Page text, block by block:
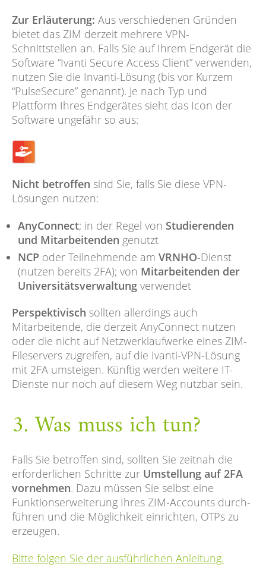
Zur Erläuterung: Aus verschiedenen Gründen
bietet das ZIM derzeit mehrere VPN-
Schnittstellen an. Falls Sie auf Ihrem Endgerät die
Software “Ivanti Secure Access Client” verwenden,
nutzen Sie die Invanti-Lösung (bis vor Kurzem
“PulseSecure” genannt). Je nach Typ und
Plattform Ihres Endgerätes sieht das Icon der
Software ungefähr so aus:
Nicht betroffen sind Sie, falls Sie diese VPN-
Lösungen nutzen:
AnyConnect; in der Regel von Studierenden
und Mitarbeitenden genutzt
NCP oder Teilnehmende am VRNHO-Dienst
(nutzen bereits 2FA); von Mitarbeitenden der
Universitätsverwaltung verwendet
Perspektivisch sollten allerdings auch
Mitarbeitende, die derzeit AnyConnect nutzen
oder die nicht auf Netzwerklaufwerke eines ZIM-
Fileservers zugreifen, auf die Ivanti-VPN-Lösung
mit 2FA umsteigen. Künftig werden weitere IT-
Dienste nur noch auf diesem Weg nutzbar sein.
3. Was muss ich tun?
Falls Sie betroffen sind, sollten Sie zeitnah die
erforderlichen Schritte zur Umstellung auf 2FA
vornehmen. Dazu müssen Sie selbst eine
Funktionserweiterung Ihres ZIM-Accounts durch­
führen und die Möglichkeit einrichten, OTPs zu
erzeugen.
Bitte folgen Sie der ausführlichen Anleitung.